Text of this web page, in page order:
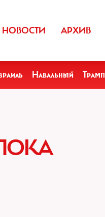
НОВОСТИ АРХИВ
Навальный Трамп